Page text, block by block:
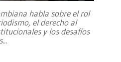
habla sobre el rol
el derecho al
y los desafíos
...